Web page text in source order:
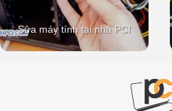
Sửa máy tính tại nhà PCI